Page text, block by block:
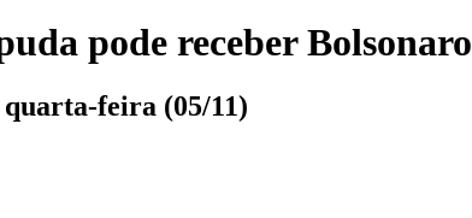
pode receber Bolsonaro
feira (05/11)